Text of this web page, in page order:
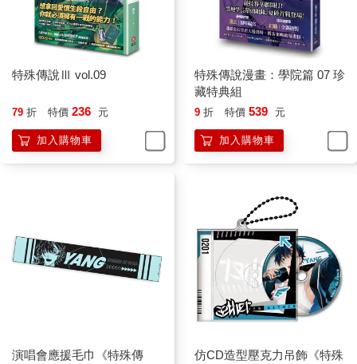
走出了幾條街道，我讓五色雞頭去找一間不起眼的偏僻小旅館，
盡量多塞點錢給老闆讓他閉嘴，才終於挾著好補學弟進房間治
療。
這家旅店其實條件很不好，一進門就聞到某種霉味，大廳有些髒
亂，角落堆疊一些木酒杯，裡頭還殘留酒水；櫃檯後隱約可以看
的殘渣。
櫃檯上方懸掛著看不出原形的奇怪乾肉，肉乾氣味混合霉味，實
但我們別無選擇，若找太正規的旅店，很可能會再被舉報，只能
推開房門，霉味果然又是迎面而來。我開了槍，讓米納斯用水氣
簡單清洗房內，霉味才淡去不少，米納斯甚至把床鋪也整理過，
原本發黃的被枕稍微白了些。
把學弟扔在床上，他仍蜷著身體一直抖，完全沒有快要死翹翹的
模樣。看來剛才就算多被包圍一段時間，這參也死不了。
「你沒事吧？」我扠著手，看學弟自己翻過身。
身，然後把箭折斷、從身體裡拔出來，還帶出一股濃濃的補氣。
特殊傳說Ⅲ vol.09
79 折 特價 236 元
加入購物車
特殊傳說漫畫：學院篇 07 珍
藏特典組
9 折 特價 539 元
加入購物車
演唱會應援毛巾《特殊傳 仿CD造型壓克力吊飾《特殊